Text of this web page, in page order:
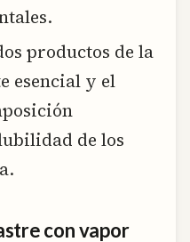
productos de la
esencial y el
de los
con vapor